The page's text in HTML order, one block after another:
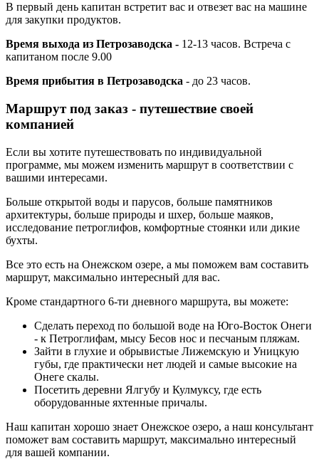
В первый день капитан встретит вас и отвезет вас на машине
для закупки продуктов.
Время выхода из Петрозаводска - 12-13 часов. Встреча с
капитаном после 9.00
Время прибытия в Петрозаводска - до 23 часов.
Маршрут под заказ - путешествие своей
компанией
Если вы хотите путешествовать по индивидуальной
программе, мы можем изменить маршрут в соответствии с
вашими интересами.
Больше открытой воды и парусов, больше памятников
архитектуры, больше природы и шхер, больше маяков,
исследование петроглифов, комфортные стоянки или дикие
бухты.
Все это есть на Онежском озере, а мы поможем вам составить
маршрут, максимально интересный для вас.
Кроме стандартного 6-ти дневного маршрута, вы можете:
Сделать переход по большой воде на Юго-Восток Онеги
- к Петроглифам, мысу Бесов нос и песчаным пляжам.
Зайти в глухие и обрывистые Лижемскую и Уницкую
губы, где практически нет людей и самые высокие на
Онеге скалы.
Посетить деревни Ялгубу и Кулмуксу, где есть
оборудованные яхтенные причалы.
Наш капитан хорошо знает Онежское озеро, а наш консультант
поможет вам составить маршрут, максимально интересный
для вашей компании.